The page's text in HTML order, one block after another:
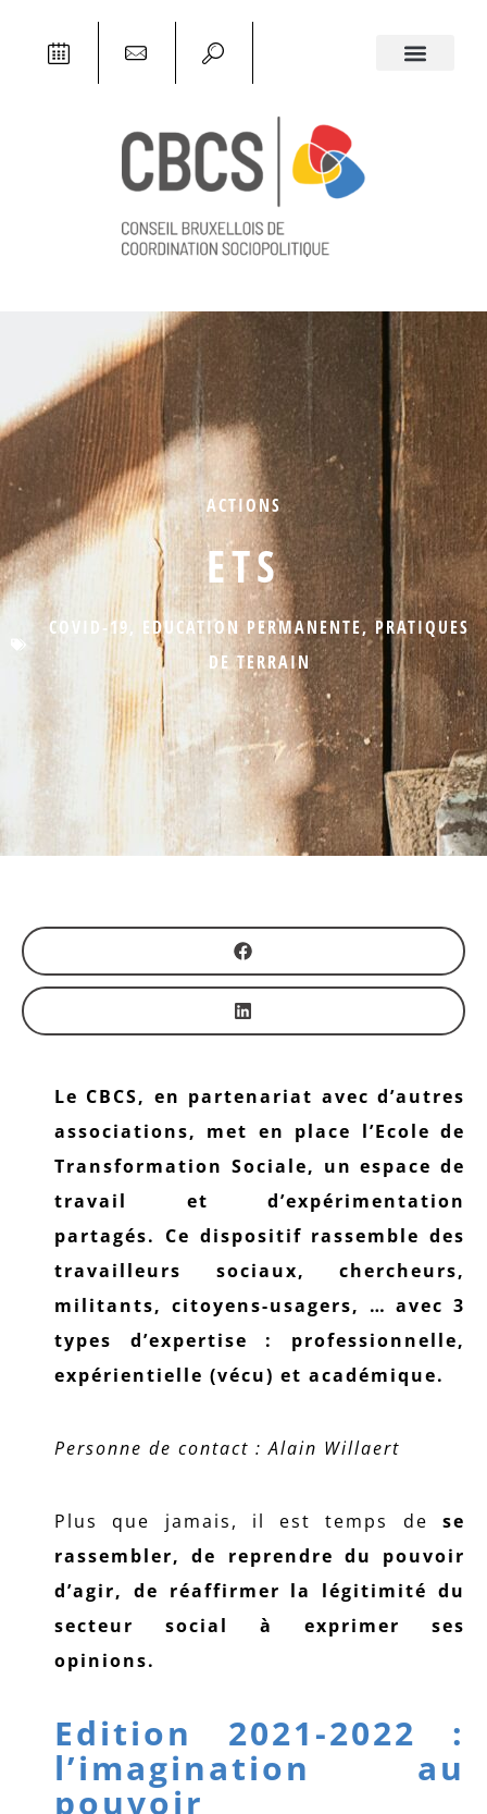
ACTIONS
ETS
COVID-19, EDUCATION PERMANENTE, PRATIQUES
DE TERRAIN
Le CBCS, en partenariat avec d’autres
associations, met en place l’Ecole de
Transformation Sociale, un espace de
travail et d’expérimentation
partagés. Ce dispositif rassemble des
travailleurs sociaux, chercheurs,
militants, citoyens-usagers, … avec 3
types d’expertise : professionnelle,
expérientielle (vécu) et académique.
Personne de contact : Alain Willaert
Plus que jamais, il est temps de se
rassembler, de reprendre du pouvoir
d’agir, de réaffirmer la légitimité du
secteur social à exprimer ses
opinions.
Edition 2021-2022 :
l’imagination au
pouvoir